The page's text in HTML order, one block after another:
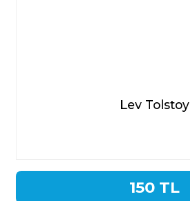
Lev Tolstoy
150 TL